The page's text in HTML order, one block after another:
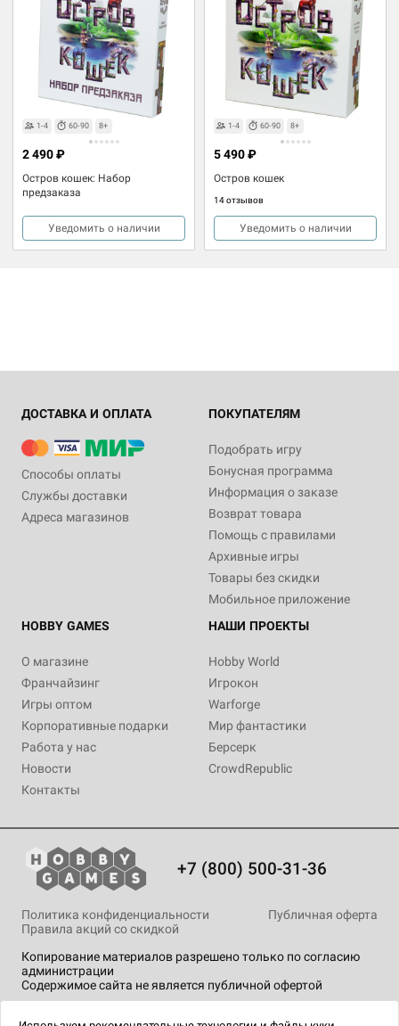
1-4 60-90 8+
Остров кошек: Набор
предзаказа
2 490 ₽
Уведомить о наличии
1-4 60-90 8+
Остров кошек
14 отзывов
5 490 ₽
Уведомить о наличии
ДОСТАВКА И ОПЛАТА
Способы оплаты
Службы доставки
Адреса магазинов
ПОКУПАТЕЛЯМ
Подобрать игру
Бонусная программа
Информация о заказе
Возврат товара
Помощь с правилами
Архивные игры
Товары без скидки
Мобильное приложение
HOBBY GAMES
О магазине
Франчайзинг
Игры оптом
Корпоративные подарки
Работа у нас
Новости
Контакты
НАШИ ПРОЕКТЫ
Hobby World
Игрокон
Warforge
Мир фантастики
Берсерк
CrowdRepublic
+7 (800) 500-31-36
Копирование материалов разрешено только по согласию
администрации
Содержимое сайта не является публичной офертой
Политика конфиденциальности
Публичная оферта
Правила акций со скидкой
технологии .